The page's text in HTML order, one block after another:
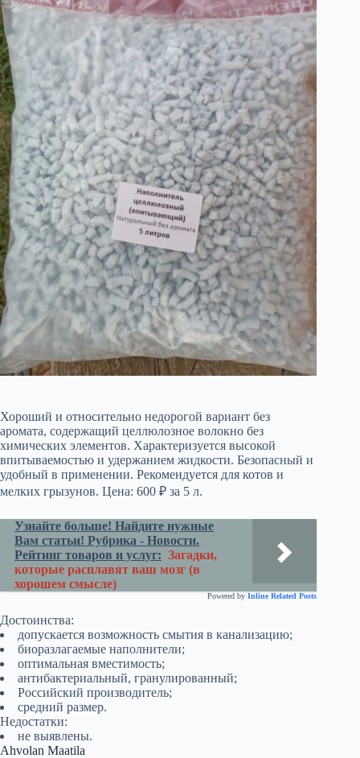
Хороший и относительно недорогой вариант без
аромата, содержащий целлюлозное волокно без
химических элементов. Характеризуется высокой
впитываемостью и удержанием жидкости. Безопасный и
удобный в применении. Рекомендуется для котов и
мелких грызунов. Цена: 600 ₽ за 5 л.
Узнайте больше! Найдите нужные
Вам статьи! Рубрика - Новости.
Рейтинг товаров и услуг: Загадки,
которые расплавят ваш мозг (в
хорошем смысле)
Powered by Inline Related Posts
Достоинства:
допускается возможность смытия в канализацию;
биоразлагаемые наполнители;
оптимальная вместимость;
антибактериальный, гранулированный;
Российский производитель;
средний размер.
Недостатки:
не выявлены.
Ahvolan Maatila